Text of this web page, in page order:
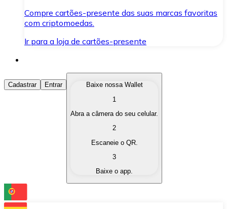
Compre cartões-presente das suas marcas favoritas
com criptomoedas.
Ir para a loja de cartões-presente
Comprar Criptomoedas
Compre as criptomoedas de seu interesse de forma
Converta suas criptomoedas em moeda fiduciária
Troque uma criptomoeda por outra
Cadastrar Entrar
Baixe nossa Wallet
1
Abra a câmera do seu celular.
2
Escaneie o QR.
3
Baixe o app.